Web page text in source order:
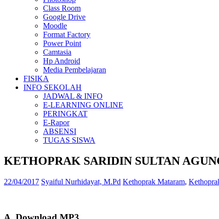
Class Room
Google Drive
Moodle
Format Factory
Power Point
Camtasia
Hp Android
Media Pembelajaran
FISIKA
INFO SEKOLAH
JADWAL & INFO
E-LEARNING ONLINE
PERINGKAT
E-Rapor
ABSENSI
TUGAS SISWA
KETHOPRAK SARIDIN SULTAN
22/04/2017 Syaiful Nurhidayat, M.Pd Kethoprak Mataram,